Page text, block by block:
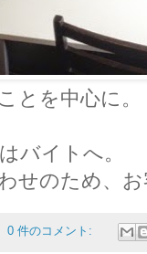
とを中心に。
バイトへ。
せのため、
0 件のコメント: